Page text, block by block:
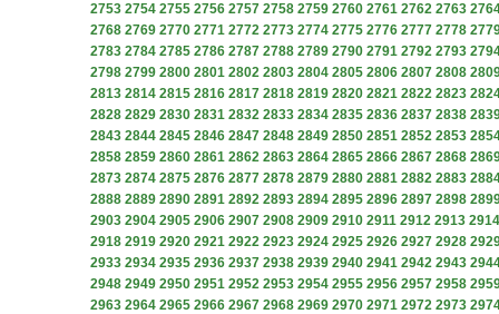
2753 2754 2755 2756 2757 2758 2759 2760 2761 2762 2763
2768 2769 2770 2771 2772 2773 2774 2775 2776 2777 2778
2783 2784 2785 2786 2787 2788 2789 2790 2791 2792 2793
2798 2799 2800 2801 2802 2803 2804 2805 2806 2807 2808
2813 2814 2815 2816 2817 2818 2819 2820 2821 2822 2823
2828 2829 2830 2831 2832 2833 2834 2835 2836 2837 2838
2843 2844 2845 2846 2847 2848 2849 2850 2851 2852 2853
2858 2859 2860 2861 2862 2863 2864 2865 2866 2867 2868
2873 2874 2875 2876 2877 2878 2879 2880 2881 2882 2883
2888 2889 2890 2891 2892 2893 2894 2895 2896 2897 2898
2903 2904 2905 2906 2907 2908 2909 2910 2911 2912 2913 2914
2918 2919 2920 2921 2922 2923 2924 2925 2926 2927 2928
2933 2934 2935 2936 2937 2938 2939 2940 2941 2942 2943
2948 2949 2950 2951 2952 2953 2954 2955 2956 2957 2958
2963 2964 2965 2966 2967 2968 2969 2970 2971 2972 2973